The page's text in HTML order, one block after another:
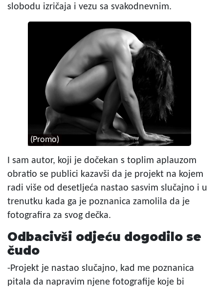
slobodu izričaja i vezu sa svakodnevnim.
(Promo)
I sam autor, koji je dočekan s toplim aplauzom
obratio se publici kazavši da je projekt na kojem
radi više od desetljeća nastao sasvim slučajno i u
trenutku kada ga je poznanica zamolila da je
fotografira za svog dečka.
Odbacivši odjeću dogodilo se
čudo
-Projekt je nastao slučajno, kad me poznanica
pitala da napravim njene fotografije koje bi